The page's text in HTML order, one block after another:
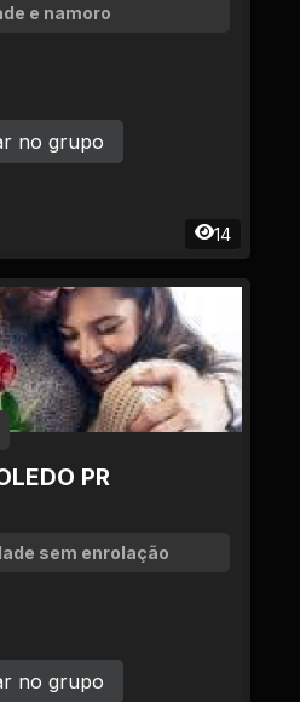
e namoro
14
no grupo
PR
sem enrolação
no grupo